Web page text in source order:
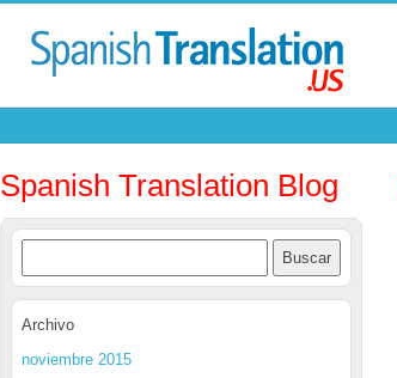
Spanish Translation Blog
Archivo
noviembre 2015